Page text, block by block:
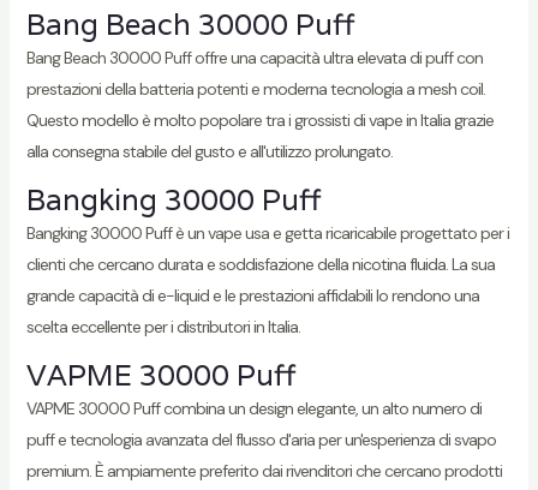
Bang Beach 30000 Puff
Bang Beach 30000 Puff offre una capacità ultra elevata di puff con
prestazioni della batteria potenti e moderna tecnologia a mesh coil.
Questo modello è molto popolare tra i grossisti di vape in Italia grazie
alla consegna stabile del gusto e all'utilizzo prolungato.
Bangking 30000 Puff
Bangking 30000 Puff è un vape usa e getta ricaricabile progettato per i
clienti che cercano durata e soddisfazione della nicotina fluida. La sua
grande capacità di e-liquid e le prestazioni affidabili lo rendono una
scelta eccellente per i distributori in Italia.
VAPME 30000 Puff
VAPME 30000 Puff combina un design elegante, un alto numero di
puff e tecnologia avanzata del flusso d'aria per un'esperienza di svapo
premium. È ampiamente preferito dai rivenditori che cercano prodotti